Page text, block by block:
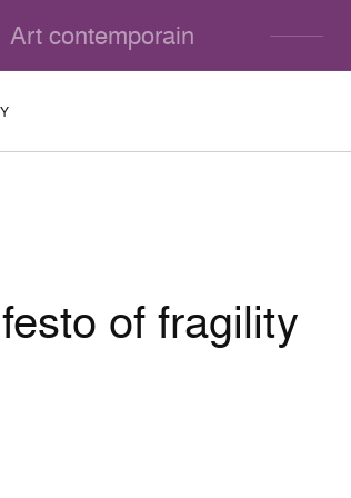
Art contemporain
of fragility